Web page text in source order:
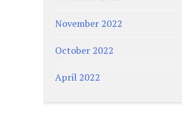
November 2022
October 2022
April 2022